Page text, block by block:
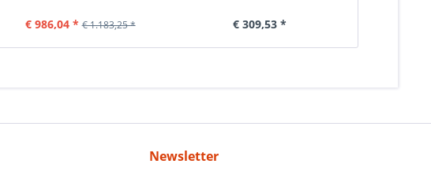
€ 986,04 * € 1.183,25 * € 309,53 *
Newsletter